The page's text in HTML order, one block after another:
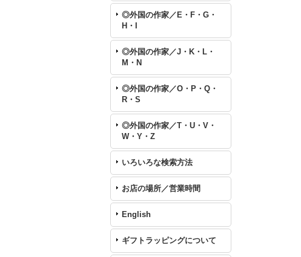
◎外国の作家／E・F・G・
H・I
◎外国の作家／J・K・L・
M・N
◎外国の作家／O・P・Q・
R・S
◎外国の作家／T・U・V・
W・Y・Z
いろいろな検索方法
お店の場所／営業時間
English
ギフトラッピングについて